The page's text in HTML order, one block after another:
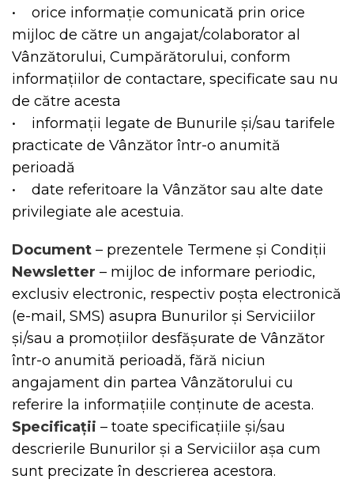
• orice informație comunicată prin orice
mijloc de către un angajat/colaborator al
Vânzătorului, Cumpărătorului, conform
informațiilor de contactare, specificate sau nu
de către acesta
• informații legate de Bunurile și/sau tarifele
practicate de Vânzător într-o anumită
perioadă
• date referitoare la Vânzător sau alte date
privilegiate ale acestuia.
Document – prezentele Termene și Condiții
Newsletter – mijloc de informare periodic,
exclusiv electronic, respectiv poșta electronică
(e-mail, SMS) asupra Bunurilor și Serviciilor
și/sau a promoțiilor desfășurate de Vânzător
într-o anumită perioadă, fără niciun
angajament din partea Vânzătorului cu
referire la informațiile conținute de acesta.
Specificații – toate specificațiile și/sau
descrierile Bunurilor și a Serviciilor așa cum
sunt precizate în descrierea acestora.